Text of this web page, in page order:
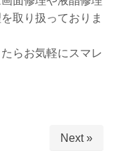
取り扱っておりま
らお気軽にスマレ
Next »